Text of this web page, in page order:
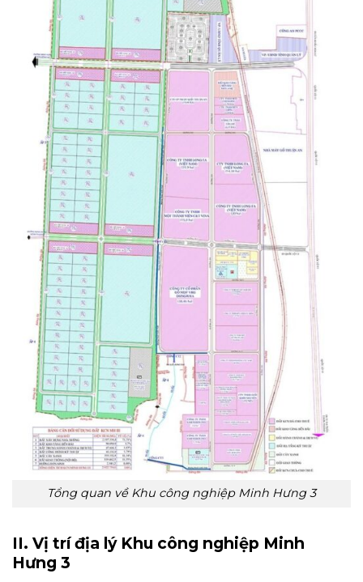
Tổng quan về Khu công nghiệp Minh Hưng 3
II. Vị trí địa lý Khu công nghiệp Minh
Hưng 3